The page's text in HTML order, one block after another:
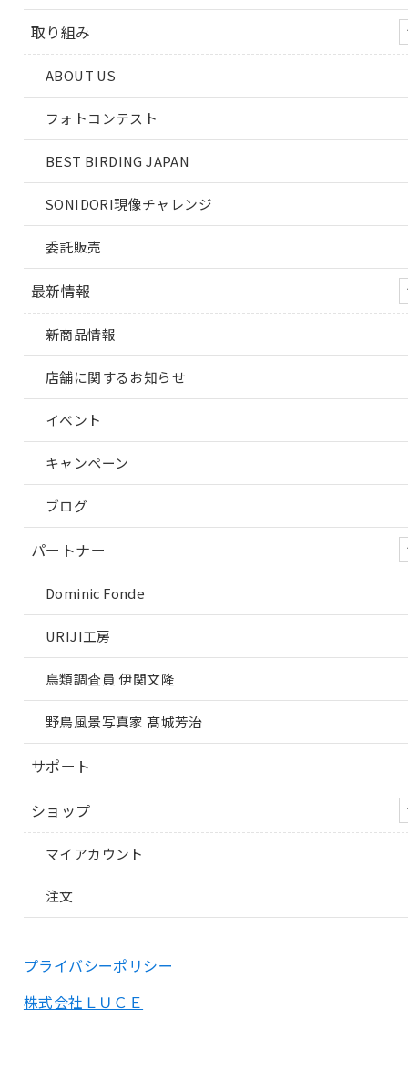
取り組み
ABOUT US
フォトコンテスト
BEST BIRDING JAPAN
SONIDORI現像チャレンジ
委託販売
最新情報
新商品情報
店舗に関するお知らせ
イベント
キャンペーン
ブログ
パートナー
Dominic Fonde
URIJI工房
鳥類調査員 伊関文隆
野鳥風景写真家 髙城芳治
サポート
ショップ
マイアカウント
注文
プライバシーポリシー
株式会社ＬＵＣＥ